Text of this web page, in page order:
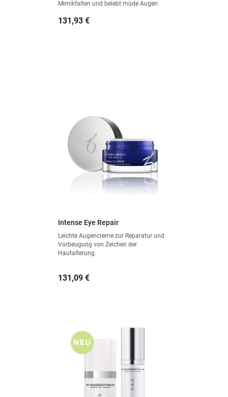
Mimikfalten und belebt müde Augen
Preis
131,93 €
Intense Eye Repair
Leichte Augencreme zur Reparatur und
Vorbeugung von Zeichen der
Hautalterung.
Preis
131,09 €